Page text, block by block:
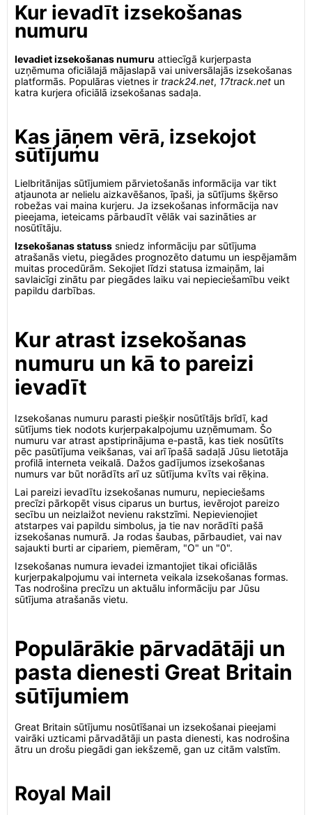
Kur ievadīt izsekošanas
numuru
Ievadiet izsekošanas numuru attiecīgā kurjerpasta
uzņēmuma oficiālajā mājaslapā vai universālajās izsekošanas
platformās. Populāras vietnes ir track24.net, 17track.net un
katra kurjera oficiālā izsekošanas sadaļa.
Kas jāņem vērā, izsekojot
sūtījumu
Lielbritānijas sūtījumiem pārvietošanās informācija var tikt
atjaunota ar nelielu aizkavēšanos, īpaši, ja sūtījums šķērso
robežas vai maina kurjeru. Ja izsekošanas informācija nav
pieejama, ieteicams pārbaudīt vēlāk vai sazināties ar
nosūtītāju.
Izsekošanas statuss sniedz informāciju par sūtījuma
atrašanās vietu, piegādes prognozēto datumu un iespējamām
muitas procedūrām. Sekojiet līdzi statusa izmaiņām, lai
savlaicīgi zinātu par piegādes laiku vai nepieciešamību veikt
papildu darbības.
Kur atrast izsekošanas
numuru un kā to pareizi
ievadīt
Izsekošanas numuru parasti piešķir nosūtītājs brīdī, kad
sūtījums tiek nodots kurjerpakalpojumu uzņēmumam. Šo
numuru var atrast apstiprinājuma e-pastā, kas tiek nosūtīts
pēc pasūtījuma veikšanas, vai arī īpašā sadaļā Jūsu lietotāja
profilā interneta veikalā. Dažos gadījumos izsekošanas
numurs var būt norādīts arī uz sūtījuma kvīts vai rēķina.
Lai pareizi ievadītu izsekošanas numuru, nepieciešams
precīzi pārkopēt visus ciparus un burtus, ievērojot pareizo
secību un neizlaižot nevienu rakstzīmi. Nepievienojiet
atstarpes vai papildu simbolus, ja tie nav norādīti pašā
izsekošanas numurā. Ja rodas šaubas, pārbaudiet, vai nav
sajaukti burti ar cipariem, piemēram, "O" un "0".
Izsekošanas numura ievadei izmantojiet tikai oficiālās
kurjerpakalpojumu vai interneta veikala izsekošanas formas.
Tas nodrošina precīzu un aktuālu informāciju par Jūsu
sūtījuma atrašanās vietu.
Populārākie pārvadātāji un
pasta dienesti Great Britain
sūtījumiem
Great Britain sūtījumu nosūtīšanai un izsekošanai pieejami
vairāki uzticami pārvadātāji un pasta dienesti, kas nodrošina
ātru un drošu piegādi gan iekšzemē, gan uz citām valstīm.
Royal Mail